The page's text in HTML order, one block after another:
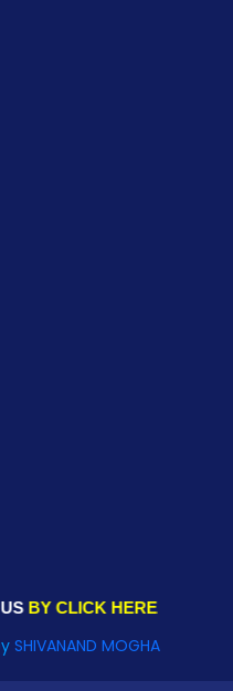
BY CLICK HERE
SHIVANAND MOGHA